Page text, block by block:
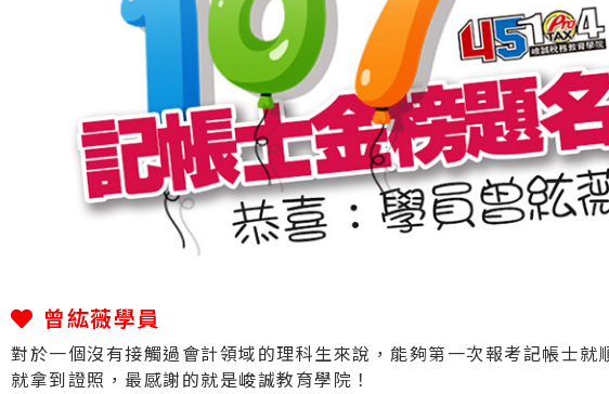
曾紘薇學員
對於一個沒有接觸過會計領域的理科生來說，能夠第一次報考記帳士
就拿到證照，最感謝的就是峻誠教育學院！